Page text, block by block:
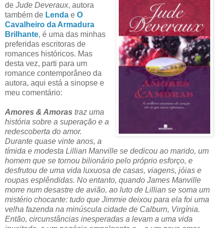
de Jude Deveraux, autora
também de Lenda e O
Cavalheiro da Armadura
Brilhante, é uma das minhas
preferidas escritoras de
romances históricos. Mas
desta vez, parti para um
romance contemporâneo da
autora, aqui está a sinopse e
meu comentário:
Amores & Amoras traz uma
história sobre a superação e a
redescoberta do amor.
Durante quase vinte anos, a
tímida e modesta Lillian Manville se dedicou ao marido, um
homem que se tornou bilionário pelo próprio esforço, e
desfrutou de uma vida luxuosa de casas, viagens, jóias e
roupas esplêndidas. No entanto, quando James Manville
morre num desastre de avião, ao luto de Lillian se soma um
mistério chocante: tudo que Jimmie deixou para ela foi uma
velha fazenda na minúscula cidade de Calburn, Virgínia.
Então, circunstâncias inesperadas a levam a uma vida